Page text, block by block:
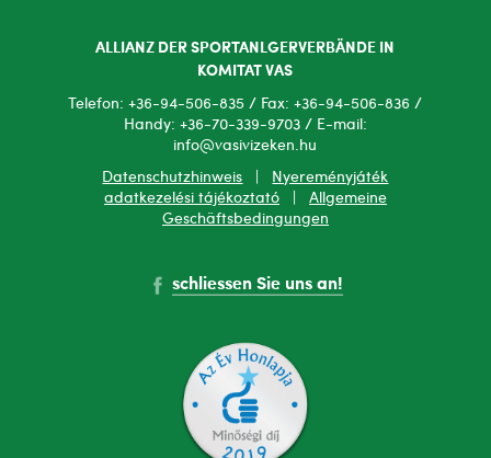
ALLIANZ DER SPORTANLGERVERBÄNDE IN
KOMITAT VAS
Telefon: +36-94-506-835 / Fax: +36-94-506-836 /
Handy: +36-70-339-9703 / E-mail:
info@vasivizeken.hu
Datenschutzhinweis
Nyereményjáték
adatkezelési tájékoztató| Allgemeine
Geschäftsbedingungen
schliessen Sie uns an!